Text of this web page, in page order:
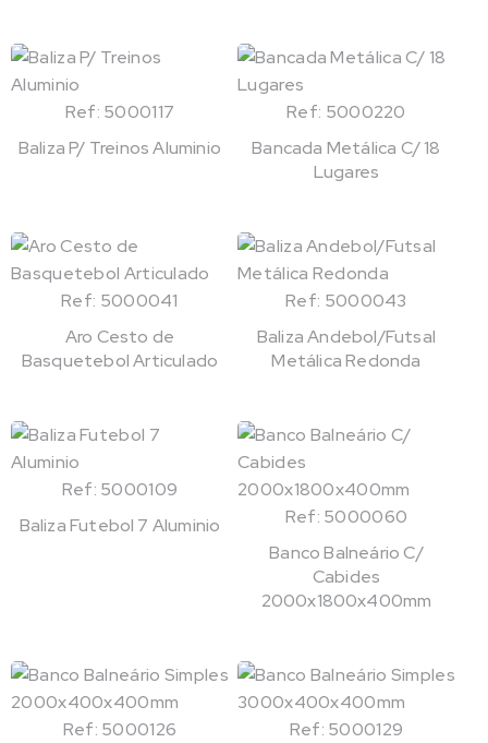
Ref: 5000117
Baliza P/ Treinos Aluminio
Ref: 5000220
Bancada Metálica C/ 18
Lugares
Ref: 5000041
Aro Cesto de
Basquetebol Articulado
Ref: 5000043
Baliza Andebol/Futsal
Metálica Redonda
Ref: 5000109
Baliza Futebol 7 Aluminio
Ref: 5000060
Banco Balneário C/
Cabides
2000x1800x400mm
Ref: 5000126
Ref: 5000129